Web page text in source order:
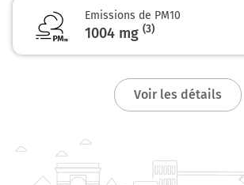
Emissions de PM10
1004 mg (3)
Voir les détails